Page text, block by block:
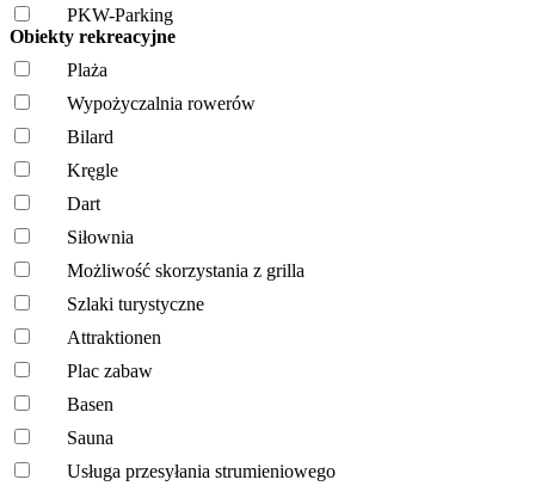
PKW-Parking
Obiekty rekreacyjne
Plaża
Wypożyczalnia rowerów
Bilard
Kręgle
Dart
Siłownia
Możliwość skorzystania z grilla
Szlaki turystyczne
Attraktionen
Plac zabaw
Basen
Sauna
Usługa przesyłania strumieniowego